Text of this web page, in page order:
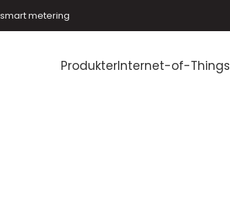
metering
ProdukterInternet-of-Things